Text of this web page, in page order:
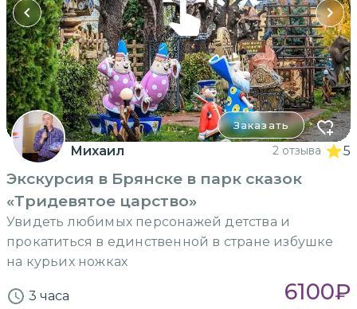
Заказать
Михаил 2 отзыва 5
Экскурсия в Брянске в парк сказок
«Тридевятое царство»
Увидеть любимых персонажей детства и
прокатиться в единственной в стране избушке
на курьих ножках
3 часа 6100₽